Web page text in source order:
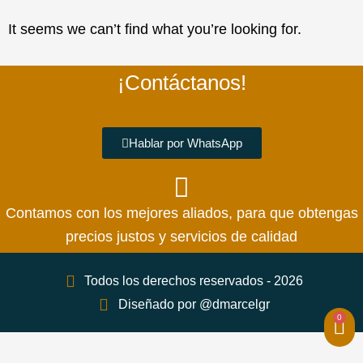
0
It seems we can’t find what you’re looking for.
¡Contáctanos!
Hablar por WhatsApp
Contamos con los mejores aliados, para que obtengas
precios justos y servicios de calidad
Todos los derechos reservados - 2026
Diseñado por @dmarcelgr